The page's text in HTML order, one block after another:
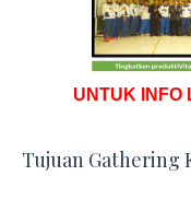
UNTUK INFO
Tujuan Gathering